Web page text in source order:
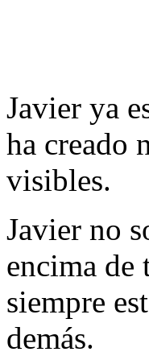
Javier ya
ha creado
visibles.
Javier no
encima de
siempre
demás.